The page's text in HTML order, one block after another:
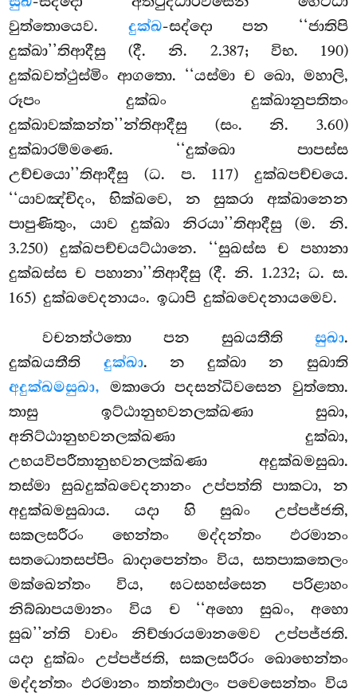
වුත්තොයෙව. දුක්ඛ-සද්දොපන ‘‘ජාතිපි
දුක්ඛා’’තිආදීසු (දී. නි. 2.387; විභ. 190)
දුක්ඛවත්ථුස්මිං ආගතො. ‘‘යස්මා ච ඛො, මහාලි,
රූපං දුක්ඛං දුක්ඛානුපතිතං
දුක්ඛාවක්කන්ත’’න්තිආදීසු (සං. නි. 3.60)
දුක්ඛාරම්මණෙ. ‘‘දුක්ඛො පාපස්ස
උච්චයො’’තිආදීසු (ධ. ප. 117) දුක්ඛපච්චයෙ.
‘‘යාවඤ්චිදං, භික්ඛවෙ, න සුකරා අක්ඛානෙන
පාපුණිතුං, යාව දුක්ඛා නිරයා’’තිආදීසු (ම. නි.
3.250) දුක්ඛපච්චයට්ඨානෙ. ‘‘සුඛස්ස ච පහානා
දුක්ඛස්ස ච පහානා’’තිආදීසු (දී. නි. 1.232; ධ. ස.
165) දුක්ඛවෙදනායං. ඉධාපි දුක්ඛවෙදනායමෙව.
වචනත්ථතො පන සුඛයතීති සුඛා.
දුක්ඛයතීති දුක්ඛා. න දුක්ඛා න සුඛාති
අදුක්ඛමසුඛා, මකාරො පදසන්ධිවසෙන වුත්තො.
තාසු ඉට්ඨානුභවනලක්ඛණා සුඛා,
අනිට්ඨානුභවනලක්ඛණා දුක්ඛා,
උභයවිපරීතානුභවනලක්ඛණා අදුක්ඛමසුඛා.
තස්මා සුඛදුක්ඛවෙදනානං උප්පත්ති පාකටා, න
අදුක්ඛමසුඛාය. යදා හි සුඛං උප්පජ්ජති,
සකලසරීරංභෙන්තං මද්දන්තං ඵරමානං
සතධොතසප්පිං ඛාදාපෙන්තං විය, සතපාකතෙලං
මක්ඛෙන්තං විය, ඝටසහස්සෙන පරිළාහං
නිබ්බාපයමානං විය ච ‘‘අහො සුඛං, අහො
සුඛ’’න්ති වාචං නිච්ඡාරයමානමෙව උප්පජ්ජති.
යදා දුක්ඛං උප්පජ්ජති, සකලසරීරං ඛොභෙන්තං
මද්දන්තං ඵරමානං තත්තඵාලං පවෙසෙන්තං විය